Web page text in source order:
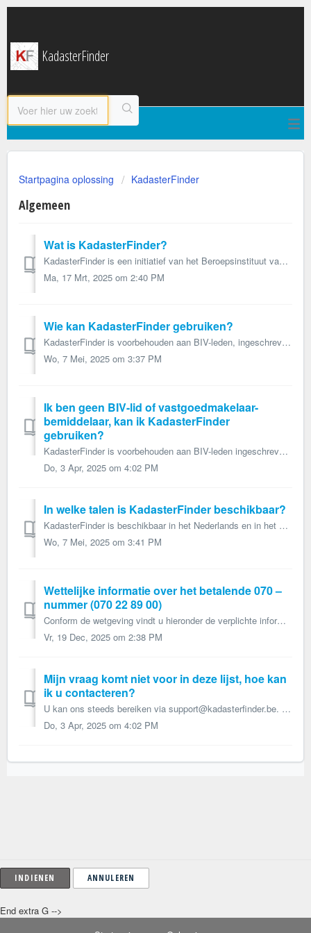
KadasterFinder
Startpagina oplossing KadasterFinder
Algemeen
Wat is KadasterFinder?
KadasterFinder is een initiatief van het Beroepsinstituut van Vastgoedmakelaars (BIV), een online dienst waarmee elke erkende vastgoedmakelaar online toegan...
Ma, 17 Mrt, 2025 om 2:40 PM
Wie kan KadasterFinder gebruiken?
KadasterFinder is voorbehouden aan BIV-leden, ingeschreven als vastgoedmakelaar-bemiddelaar. Echter kunnen ook medewerkers hiervan gebruik maken, dit op voo...
Wo, 7 Mei, 2025 om 3:37 PM
Ik ben geen BIV-lid of vastgoedmakelaar-
bemiddelaar, kan ik KadasterFinder
gebruiken?
KadasterFinder is voorbehouden aan BIV-leden ingeschreven als vastgoedmakelaar-bemiddelaar. Medewerkers van een BIV-erkende vastgoedmakelaar-bemiddelaar ku...
Do, 3 Apr, 2025 om 4:02 PM
In welke talen is KadasterFinder beschikbaar?
KadasterFinder is beschikbaar in het Nederlands en in het Frans. Wisselen van taal doet u door bovenaan op "NL" of "FR" te klikken en de...
Wo, 7 Mei, 2025 om 3:41 PM
Wettelijke informatie over het betalende 070 –
nummer (070 22 89 00)
Conform de wetgeving vindt u hieronder de verplichte informatie van het betalend 070 nummer. Beroepsinstituut van Vastgoedmakelaars (BIV) Ondernemingsnum...
Vr, 19 Dec, 2025 om 2:38 PM
Mijn vraag komt niet voor in deze lijst, hoe kan
ik u contacteren?
U kan ons steeds bereiken via support@kadasterfinder.be. Wij doen onze uiterste best om u zo spoedig mogelijk van een repliek te voorzien. Als u via mai...
Do, 3 Apr, 2025 om 4:02 PM
ANNULEREN
End extra G -->